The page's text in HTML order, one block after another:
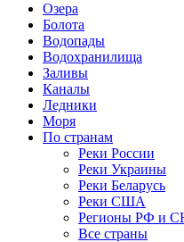
Озера
Болота
Водопады
Водохранилища
Заливы
Каналы
Ледники
Моря
По странам
Реки России
Реки Украины
Реки Беларусь
Реки США
Регионы РФ и
Все страны